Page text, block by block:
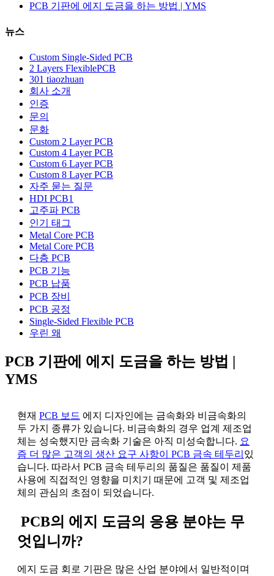
PCB 기판에 에지 도금을 하는 방법 | YMS
뉴스
Custom Single-Sided PCB
2 Layers FlexiblePCB
301 tiaozhuan
회사 소개
인증
문의
문화
Custom 2 Layer PCB
Custom 4 Layer PCB
Custom 6 Layer PCB
Custom 8 Layer PCB
자주 묻는 질문
HDI PCB1
고주파 PCB
인기 태그
Metal Core PCB
Metal Core PCB
다층 PCB
PCB 기능
PCB 납품
PCB 장비
PCB 공정
Single-Sided Flexible PCB
우린 왜
PCB 기판에 에지 도금을 하는 방법 |
YMS
현재 PCB 보드 에지 디자인에는 금속화와 비금속화의
두 가지 종류가 있습니다. 비금속화의 경우 업계 제조업
체는 성숙했지만 금속화 기술은 아직 미성숙합니다. 요
즘 더 많은 고객의 생산 요구 사항이 PCB 금속 테두리 있
습니다. 따라서 PCB 금속 테두리의 품질은 품질이 제품
사용에 직접적인 영향을 미치기 때문에 고객 및 제조업
체의 관심의 초점이 되었습니다.
PCB의 에지 도금의 응용 분야는 무
엇입니까?
에지 도금 회로 기판은 많은 산업 분야에서 일반적이며